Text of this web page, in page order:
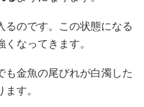
るのです。この状態になる
なってきます。
も金魚の尾びれが白濁した
す。